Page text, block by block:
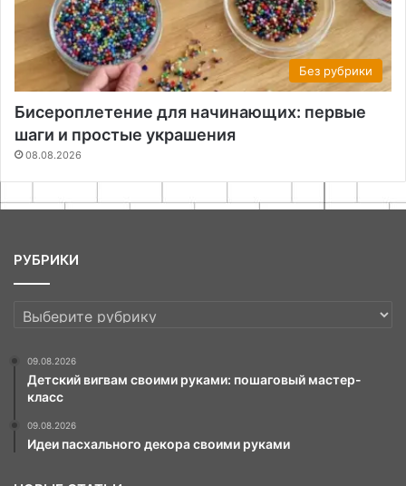
Без рубрики
Бисероплетение для начинающих: первые
шаги и простые украшения
08.08.2026
РУБРИКИ
РУБРИКИ
09.08.2026
Детский вигвам своими руками: пошаговый мастер-
класс
09.08.2026
Идеи пасхального декора своими руками